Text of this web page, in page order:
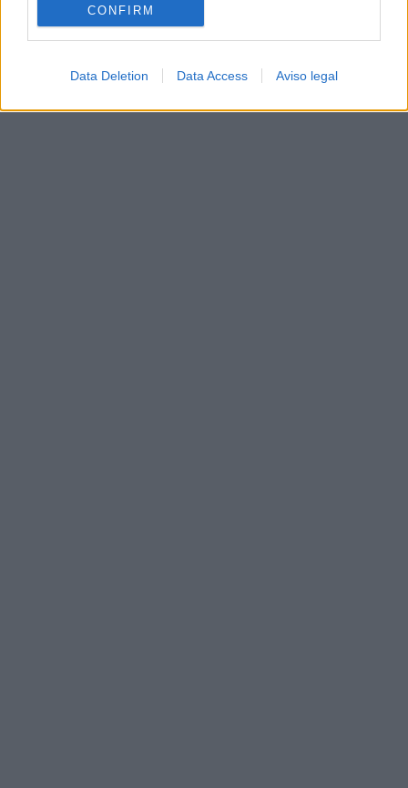
CONFIRM
Data Deletion Data Access Aviso legal